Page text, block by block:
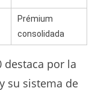
Prémium
consolidada
destaca por la
su sistema de